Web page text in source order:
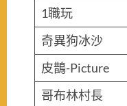
1職玩
奇異狗冰沙
皮鵲-Picture
哥布林村長